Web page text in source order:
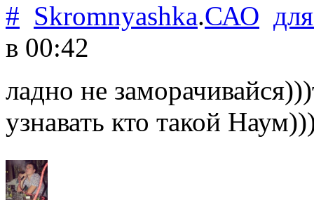
# Skromnyashka.САО
в 00:42
ладно не
узнавать кто такой